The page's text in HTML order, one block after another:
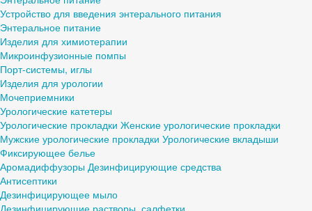
Устройство для введения энтерального питания
Энтеральное питание
Изделия для химиотерапии
Микроинфузионные помпы
Порт-системы, иглы
Изделия для урологии
Мочеприемники
Урологические катетеры
Урологические прокладки Женские урологические прокладки
Мужские урологические прокладки Урологические вкладыши
Фиксирующее белье
Аромадиффузоры Дезинфицирующие средства
Антисептики
Дезинфицирующее мыло